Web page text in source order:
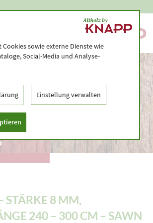
8
– SAWN
–
STÄRKE 8 MM,
240 – 300 CM – SAWN
Cookies sowie externe Dienste wie
Social-Media und Analyse-
Einstellung verwalten